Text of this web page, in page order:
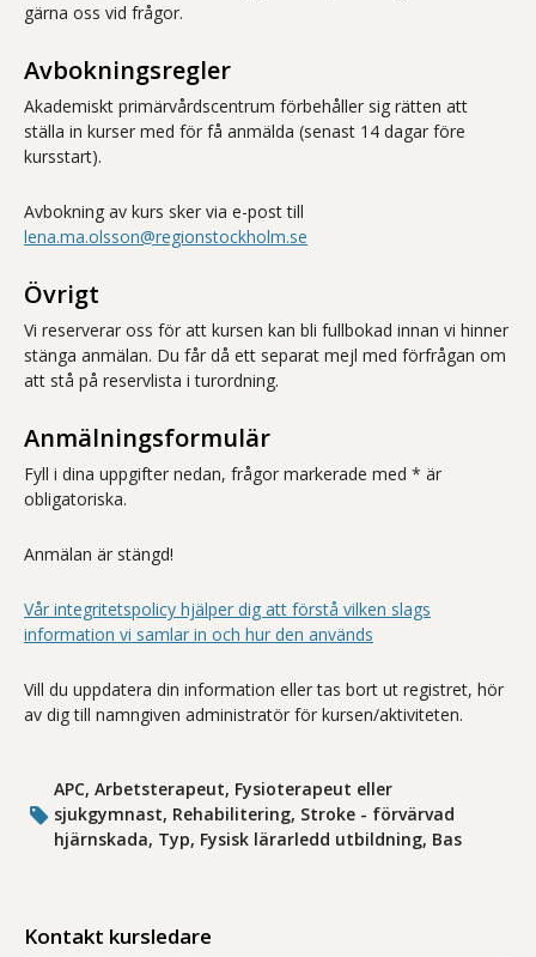
gärna oss vid frågor.
Avbokningsregler
Akademiskt primärvårdscentrum förbehåller sig rätten att
ställa in kurser med för få anmälda (senast 14 dagar före
kursstart).
Avbokning av kurs sker via e-post till
lena.ma.olsson@regionstockholm.se
Övrigt
Vi reserverar oss för att kursen kan bli fullbokad innan vi hinner
stänga anmälan. Du får då ett separat mejl med förfrågan om
att stå på reservlista i turordning.
Anmälningsformulär
Fyll i dina uppgifter nedan, frågor markerade med * är
obligatoriska.
Anmälan är stängd!
Vår integritetspolicy hjälper dig att förstå vilken slags
information vi samlar in och hur den används
Vill du uppdatera din information eller tas bort ut registret, hör
av dig till namngiven administratör för kursen/aktiviteten.
APC, Arbetsterapeut, Fysioterapeut eller
sjukgymnast, Rehabilitering, Stroke - förvärvad
hjärnskada, Typ, Fysisk lärarledd utbildning, Bas
Kontakt kursledare